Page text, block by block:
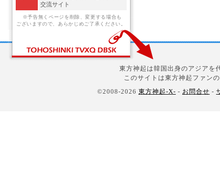
交流サイト
※予告無くページを削除、変更する場合も
ございますので、あらかじめご了承ください。
東方神起は韓国出身のアジアを
このサイトは東方神起ファン
©2008-2026 東方神起-X- - お問合せ -